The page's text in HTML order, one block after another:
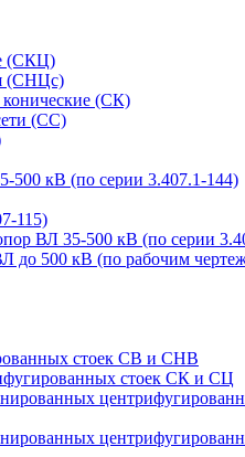
(СКЦ)
(СНЦс)
(СК)
(СС)
кВ (по серии 3.407.1-144)
115)
ВЛ 35-500 кВ (по серии
до 500 кВ (по рабочим
стоек СВ и СНВ
стоек СК и СЦ